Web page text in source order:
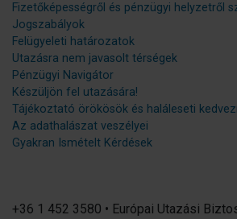
Fizetőképességről és pénzügyi helyzetről
Jogszabályok
Felügyeleti határozatok
Utazásra nem javasolt térségek
Pénzügyi Navigátor
Készüljön fel utazására!
Tájékoztató örökösök és haláleseti
Az adathalászat veszélyei
Gyakran Ismételt Kérdések
+36 1 452 3580 • Európai Utazási